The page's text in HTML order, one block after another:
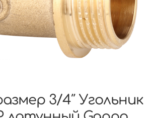
3/4″ Угольник